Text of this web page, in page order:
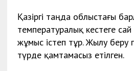
Қазіргі таңда облыстағы
температуралық кестеге
жұмыс істеп тұр. Жылу беру
түрде қамтамасыз етілген.